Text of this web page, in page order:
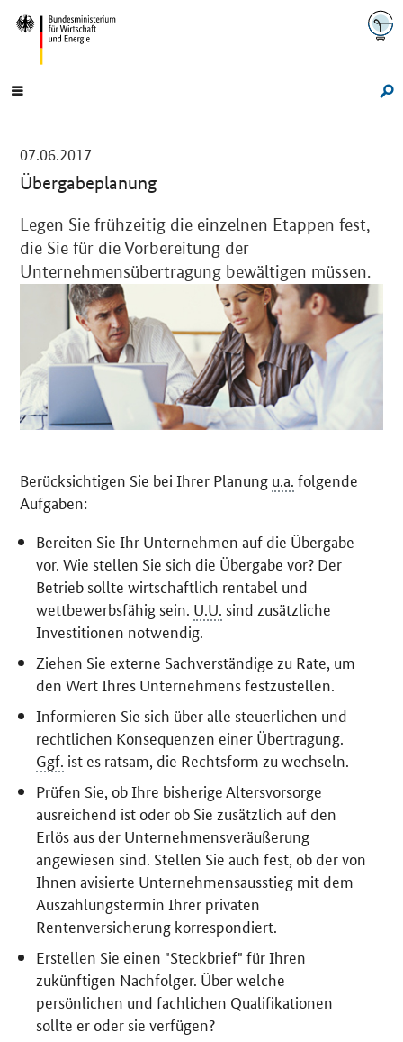
Navigation
Hauptmenü
07.06.2017
Übergabeplanung
Legen Sie frühzeitig die einzelnen Etappen fest,
die Sie für die Vorbereitung der
Unternehmensübertragung bewältigen müssen.
Berücksichtigen Sie bei Ihrer Planung u.a. folgende
Aufgaben:
Bereiten Sie Ihr Unternehmen auf die Übergabe
vor. Wie stellen Sie sich die Übergabe vor? Der
Betrieb sollte wirtschaftlich rentabel und
wettbewerbsfähig sein. U.U. sind zusätzliche
Investitionen notwendig.
Ziehen Sie externe Sachverständige zu Rate, um
den Wert Ihres Unternehmens festzustellen.
Informieren Sie sich über alle steuerlichen und
rechtlichen Konsequenzen einer Übertragung.
Ggf. ist es ratsam, die Rechtsform zu wechseln.
Prüfen Sie, ob Ihre bisherige Altersvorsorge
ausreichend ist oder ob Sie zusätzlich auf den
Erlös aus der Unternehmensveräußerung
angewiesen sind. Stellen Sie auch fest, ob der von
Ihnen avisierte Unternehmensausstieg mit dem
Auszahlungstermin Ihrer privaten
Rentenversicherung korrespondiert.
Erstellen Sie einen "Steckbrief" für Ihren
zukünftigen Nachfolger. Über welche
persönlichen und fachlichen Qualifikationen
sollte er oder sie verfügen?